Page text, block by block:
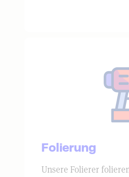
Folierung
Unsere Folierer